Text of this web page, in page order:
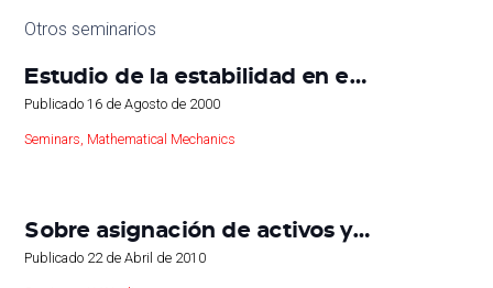
Otros seminarios
Estudio de la estabilidad en e…
Publicado16 de Agosto de 2000
Seminars Mathematical Mechanics
Sobre asignación de activos y…
Publicado 22 de Abril de 2010